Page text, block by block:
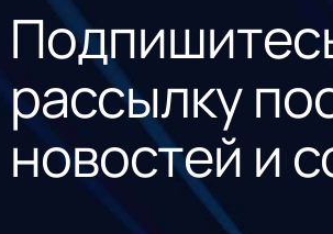
рассылку
новостей и